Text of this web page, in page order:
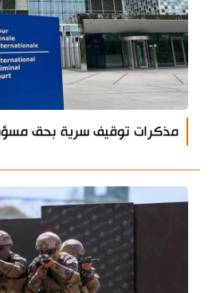
مذكرات توقيف سرية بحق